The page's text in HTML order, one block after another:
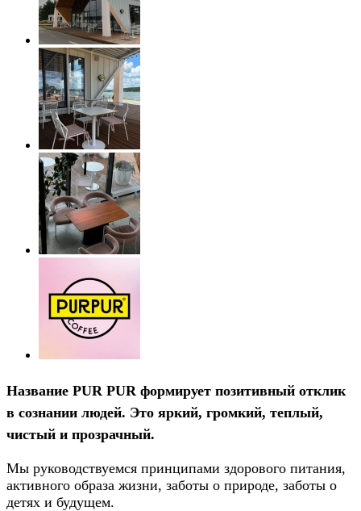
Название PUR PUR формирует позитивный отклик
в сознании людей. Это яркий, громкий, теплый,
чистый и прозрачный.
Мы руководствуемся принципами здорового питания,
активного образа жизни, заботы о природе, заботы о
детях и будущем.